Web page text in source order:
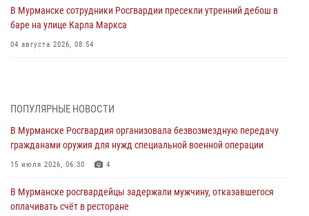
В Мурманске сотрудники Росгвардии пресекли утренний дебош в
баре на улице Карла Маркса
04 августа 2026, 08:54
03 августа 2026, 12:23 4
Сотрудники вневедомственной охраны Росгвардии пресекли
хулиганские действия дебошира на автозаправочной станции
города Кандалакши
Сотрудники Росгвардии провели инструктаж по
ПОПУЛЯРНЫЕ НОВОСТИ
В Мурманске Росгвардия организовала безвозмездную передачу
гражданами оружия для нужд специальной военной операции
15 июля 2026, 06:30 4
В Мурманске росгвардейцы задержали мужчину, отказавшегося
оплачивать счёт в ресторане